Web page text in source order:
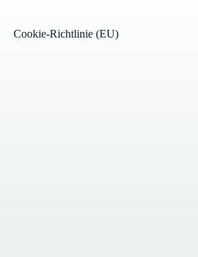
Cookie-Richtlinie (EU)